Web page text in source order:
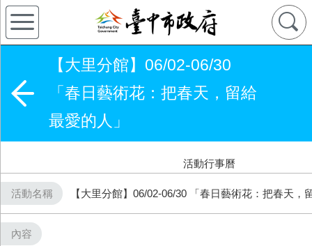
【大里分館】06/02-06/30
「春日藝術花：把春天，留給
最愛的人」
活動行事曆
活動名稱 【大里分館】06/02-06/30 「春日藝術花：把春天，
內容